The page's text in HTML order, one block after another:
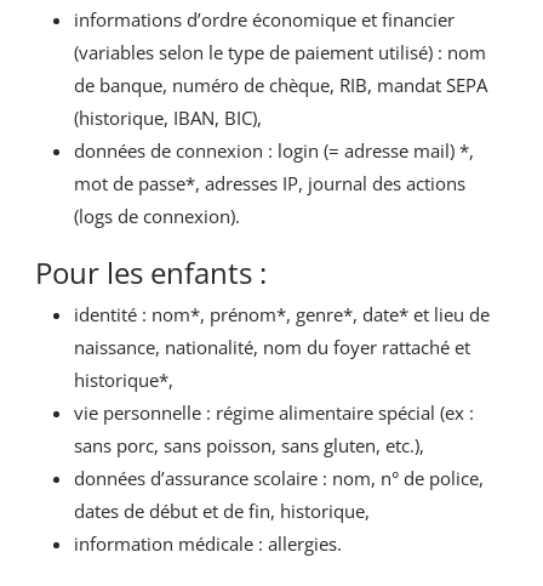
informations d’ordre économique et financier
(variables selon le type de paiement utilisé) : nom
de banque, numéro de chèque, RIB, mandat SEPA
(historique, IBAN, BIC),
données de connexion : login (= adresse mail) *,
mot de passe*, adresses IP, journal des actions
(logs de connexion).
Pour les enfants :
identité : nom*, prénom*, genre*, date* et lieu de
naissance, nationalité, nom du foyer rattaché et
historique*,
vie personnelle : régime alimentaire spécial (ex :
sans porc, sans poisson, sans gluten, etc.),
données d’assurance scolaire : nom, n° de police,
dates de début et de fin, historique,
information médicale : allergies.